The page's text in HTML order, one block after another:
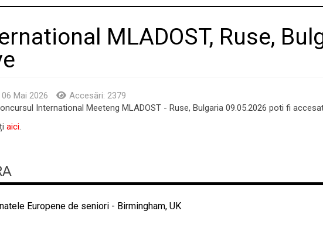
MLADOST, Ruse,
Mai 2026
Accesări: 2379
International Meeteng MLADOST - Ruse, Bulgaria 09.05.2026 poti fi
aici
Europene de seniori - Birmingham, UK